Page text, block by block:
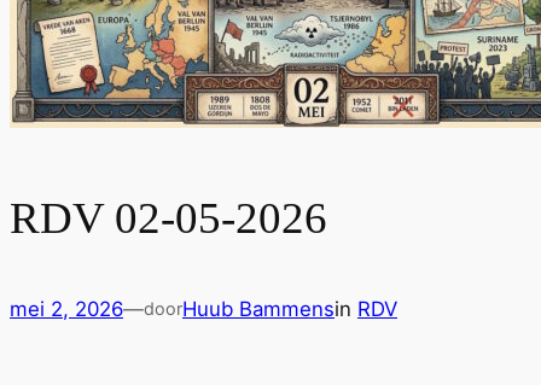
RDV 02-05-2026
mei 2, 2026—doorHuub Bammensin RDV